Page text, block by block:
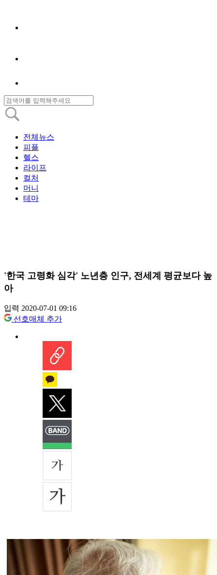
전체뉴스
피플
헬스
라이프
컬처
머니
테마
'한국 고령화 심각' 노년층 인구, 전세계 평균보다 높
아
입력 2020-07-01 09:16
선호매체 추가